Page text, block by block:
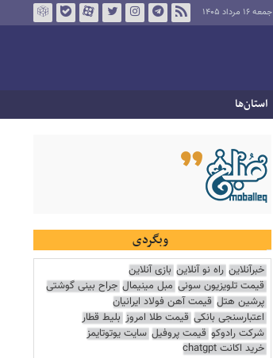
جمعه ۱۶ مرداد ۱۴۰۵
استان‌ها
وبگردی
خبرآنلاین راه نو آنلاین بازی آنلاین
قیمت تلویزیون سونی مبل مینیمال جراح بینی گوشتی
پرشین هتل قیمت آهن فولاد ایرانیان
اعتبارسنجی بانکی قیمت طلا امروز بلیط قطار
شرکت رادوکو قیمت پروفیل سایت یوتوتایمز
خرید اکانت chatgpt